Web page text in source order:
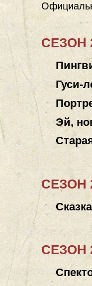
СЕЗОН
Гуси-
Эй,
СЕЗОН
СЕЗОН